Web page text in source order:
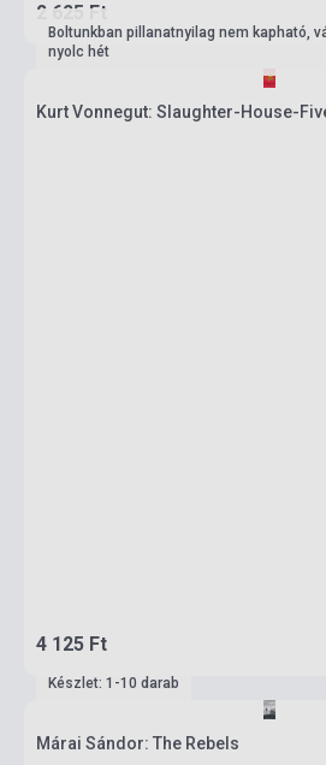
2 625 Ft
Boltunkban pillanatnyilag nem kapható,
nyolc hét
Kurt Vonnegut: Slaughter-House-
4 125 Ft
Készlet: 1-10 darab
Márai Sándor: The Rebels